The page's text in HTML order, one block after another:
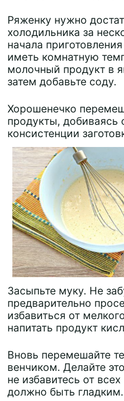
Ряженку нужно
холодильника за
начала
иметь комнатную
молочный продукт в
затем добавьте соду.
Хорошенечко
продукты, добиваясь
консистенции
Засыпьте муку. Не
предварительно
избавиться от
напитать продукт
Вновь перемешайте
венчиком. Делайте
не избавитесь от
должно быть гладким.